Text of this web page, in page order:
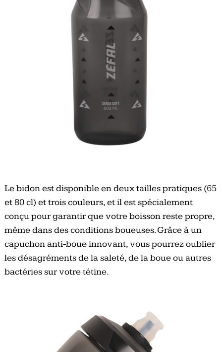
Le bidon est disponible en deux tailles pratiques (65
et 80 cl) et trois couleurs, et il est spécialement
conçu pour garantir que votre boisson reste propre,
même dans des conditions boueuses. Grâce à un
capuchon anti-boue innovant, vous pourrez oublier
les désagréments de la saleté, de la boue ou autres
bactéries sur votre tétine.